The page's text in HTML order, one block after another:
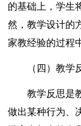
的基础上，学生
然，教学设计的
家教经验的过程
（四）教学
教学反思是教
做出某种行为、